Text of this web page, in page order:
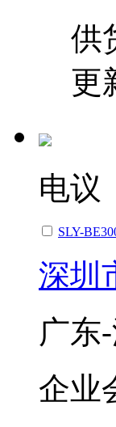
供
更
电议
SLY-
深圳
广东
企业